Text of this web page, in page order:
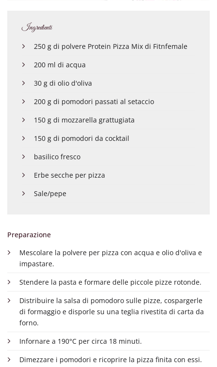
Ingredienti
250 g di polvere Protein Pizza Mix di Fitnfemale
200 ml di acqua
30 g di olio d'oliva
200 g di pomodori passati al setaccio
150 g di mozzarella grattugiata
150 g di pomodori da cocktail
basilico fresco
Erbe secche per pizza
Sale/pepe
Preparazione
Mescolare la polvere per pizza con acqua e olio d'oliva e
impastare.
Stendere la pasta e formare delle piccole pizze rotonde.
Distribuire la salsa di pomodoro sulle pizze, cospargerle
di formaggio e disporle su una teglia rivestita di carta da
forno.
Infornare a 190°C per circa 18 minuti.
Dimezzare i pomodori e ricoprire la pizza finita con essi.